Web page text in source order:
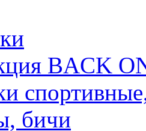
BACK
бичи